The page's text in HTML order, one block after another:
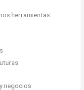
herramientas
negocios